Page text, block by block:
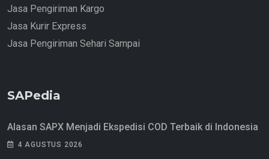
Jasa Pengiriman Kargo
Jasa Kurir Express
Jasa Pengiriman Sehari Sampai
SAPedia
Alasan SAPX Menjadi Ekspedisi COD Terbaik di Indonesia
4 AGUSTUS 2026